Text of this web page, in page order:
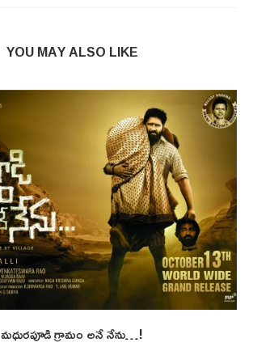
YOU MAY ALSO LIKE
మధురపూడి గ్రామం అనే నేను…!